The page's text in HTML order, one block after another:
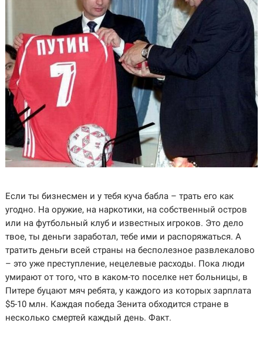
Если ты бизнесмен и у тебя куча бабла – трать его как
угодно. На оружие, на наркотики, на собственный остров
или на футбольный клуб и известных игроков. Это дело
твое, ты деньги заработал, тебе ими и распоряжаться. А
тратить деньги всей страны на бесполезное развлекалово
– это уже преступление, нецелевые расходы. Пока люди
умирают от того, что в каком-то поселке нет больницы, в
Питере буцают мяч ребята, у каждого из которых зарплата
$5-10 млн. Каждая победа Зенита обходится стране в
несколько смертей каждый день. Факт.